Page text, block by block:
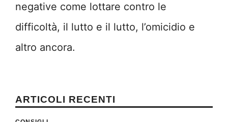
negative come lottare contro le
difficoltà, il lutto e il lutto, l’omicidio e
altro ancora.
ARTICOLI RECENTI